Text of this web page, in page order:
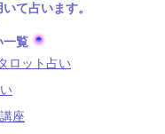
て占います。
一覧
ロット占い
座